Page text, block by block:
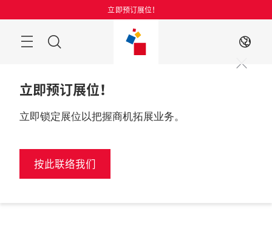
过
立即预订展位！
菜
ZH
立即预订展位！
立即锁定展位以把握商机拓展业务。
按此联络我们